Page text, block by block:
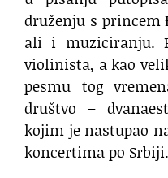
druženju s princem
ali i muziciranju.
violinista, a kao
pesmu tog
društvo –
kojim je nastupao
koncertima po Srbiji.